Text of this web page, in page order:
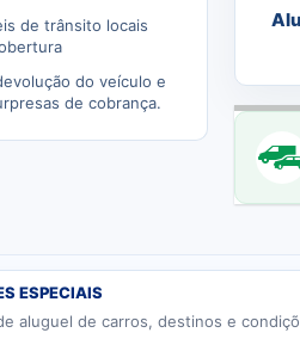
de trânsito locais
do veículo e
de cobrança.
ESPECIAIS
aluguel de carros, destinos e